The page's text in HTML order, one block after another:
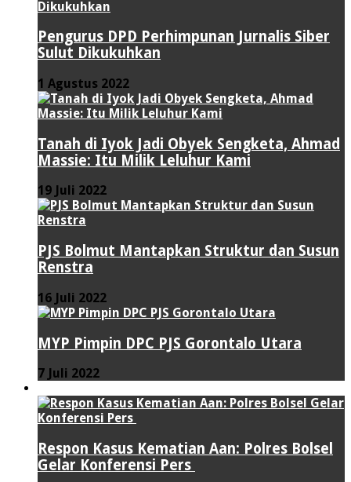
Pengurus DPD Perhimpunan Jurnalis Siber
Sulut Dikukuhkan
1 Agustus 2022
Tanah di Iyok Jadi Obyek Sengketa, Ahmad
Massie: Itu Milik Leluhur Kami
19 Juli 2022
PJS Bolmut Mantapkan Struktur dan Susun
Renstra
16 Juli 2022
MYP Pimpin DPC PJS Gorontalo Utara
7 Juli 2022
Respon Kasus Kematian Aan: Polres Bolsel
Gelar Konferensi Pers